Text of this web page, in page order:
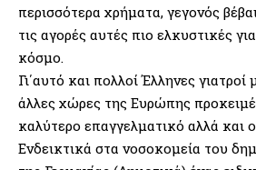
περισσότερα χρήματα, γεγονός
τις αγορές αυτές πιο ελκυστικές
κόσμο.
Γι΄αυτό και πολλοί Έλληνες
άλλες χώρες της Ευρώπης
καλύτερο επαγγελματικό αλλά και
Ενδεικτικά στα νοσοκομεία του